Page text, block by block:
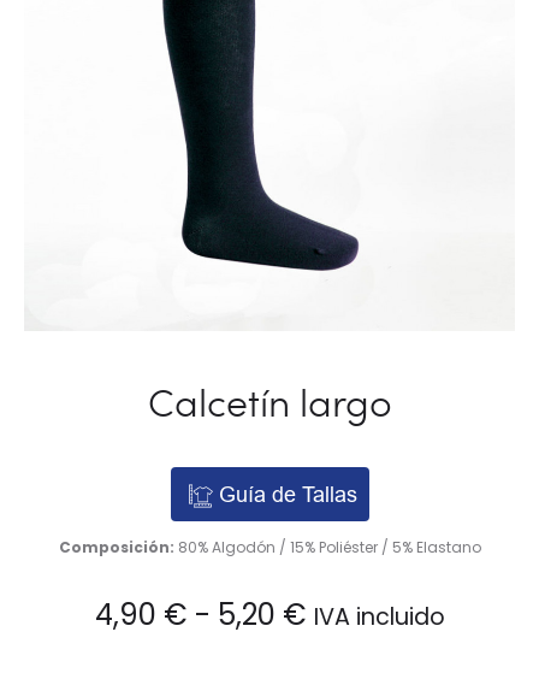
Calcetín largo
Guía de Tallas
Composición: 80% Algodón / 15% Poliéster / 5% Elastano
4,90 € - 5,20 €Rango
IVA incluido